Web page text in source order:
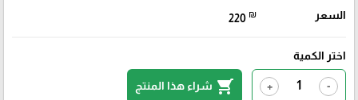
السعر 220 ₪
اختر الكمية
-
+
shopping_cart شراء هذا المنتج